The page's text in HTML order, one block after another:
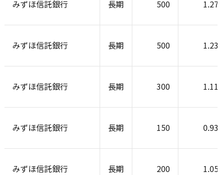
みずほ信託銀行 長期 500
みずほ信託銀行 長期 500
みずほ信託銀行 長期 300
みずほ信託銀行 長期 150
みずほ信託銀行 長期 200